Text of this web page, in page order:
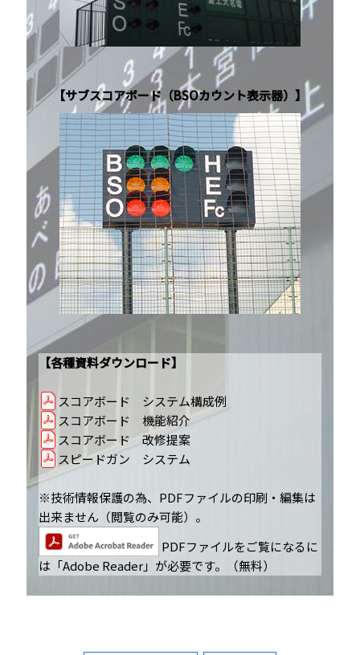
【サブスコアボード（BSOカウント表示器）】
【各種資料ダウンロード】
スコアボード システム構成例
スコアボード 機能紹介
スコアボード 改修提案
スピードガン システム
※技術情報保護の為、PDFファイルの印刷・編集は
出来ません（閲覧のみ可能）。
PDFファイルをご覧になるに
は「Adobe Reader」が必要です。（無料）